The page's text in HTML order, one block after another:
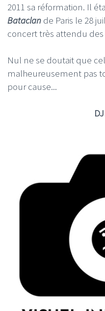
2011 sa réformation. Il
Bataclan de Paris le 28
concert très attendu des
Nul ne se doutait que
malheureusement pas
pour cause...